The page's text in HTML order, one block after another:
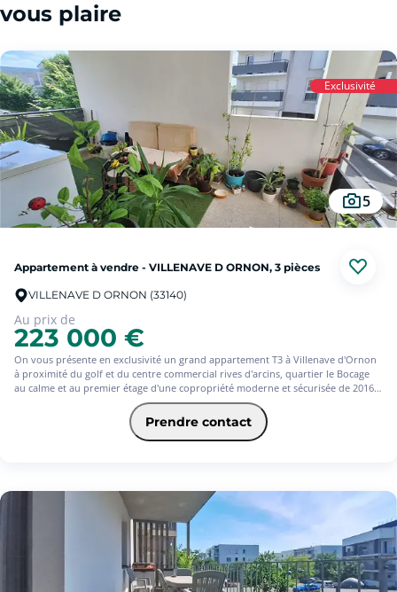
vous plaire
Exclusivité
5
Appartement à vendre - VILLENAVE D ORNON, 3 pièces
VILLENAVE D ORNON (33140)
Au prix de
223 000 €
On vous présente en exclusivité un grand appartement T3 à Villenave d'Ornon
à proximité du golf et du centre commercial rives d'arcins, quartier le Bocage
au calme et au premier étage d'une copropriété moderne et sécurisée de 2016.
Vous arrivez dans une belle entrée avec rangements, puis dans une pièce de vie
confortable, lumineuse et chaleureuse avec cuisine américaine aménagée qui
Idéal pour un premier investissement locatif.
Vous disposez de deux places de stationnement.
Prendre contact